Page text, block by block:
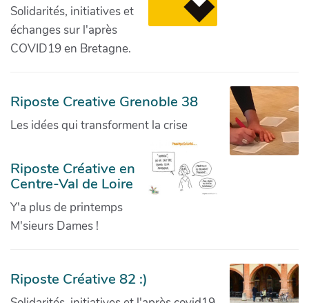
Solidarités, initiatives et
échanges sur l'après
COVID19 en Bretagne.
Riposte Creative Grenoble 38
Les idées qui transforment la crise
Riposte Créative en
Centre-Val de Loire
Y'a plus de printemps
M'sieurs Dames !
Riposte Créative 82 :)